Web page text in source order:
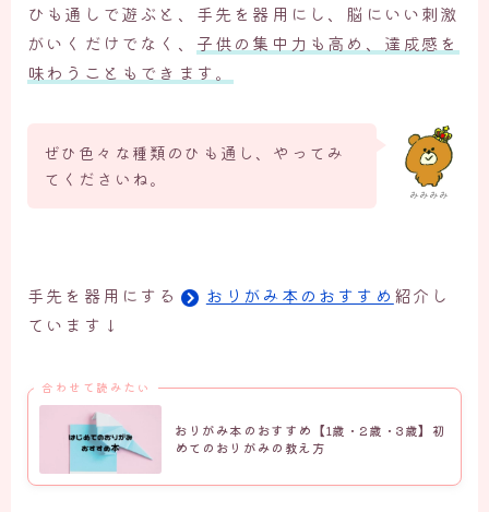
ひも通しで遊ぶと、手先を器用にし、脳にいい刺激
がいくだけでなく、 子供の集中力も高め、達成感を
味わうこともできます。
みみみみ
ぜひ色々な種類のひも通し、やってみ
てくださいね。
手先を器用にする おりがみ本のおすすめ 紹介し
ています↓
合わせて読みたい
おりがみ本のおすすめ【1歳・2歳・3歳】初
めてのおりがみの教え方